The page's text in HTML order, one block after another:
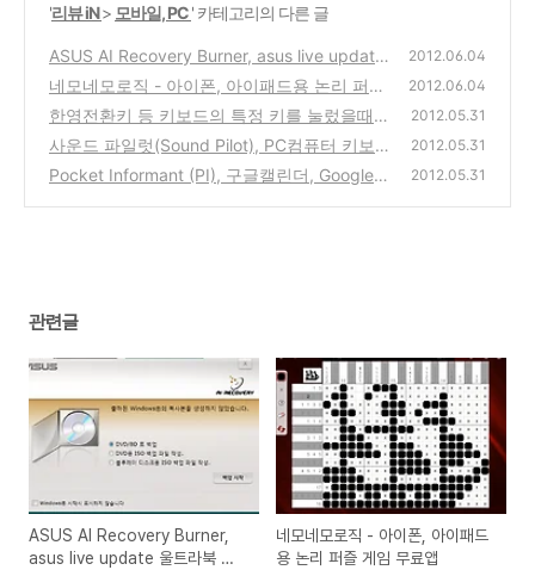
'리뷰 iN> 모바일, PC' 카테고리의 다른 글
ASUS AI Recovery Burner, asus live update
울트라북 노트북 설치CD 백업 및 최신드라이
버 받는 방법
2012.06.04
네모네모로직 - 아이폰, 아이패드용 논리 퍼즐
게임 무료앱
(0)
2012.06.04
한영전환키 등 키보드의 특정 키를 눌렀을때
소리가 나오게 하고 싶은 경우의 해결방법
(0)
2012.05.31
사운드 파일럿(Sound Pilot), PC컴퓨터 키보
드 자판 입력시 소리가 나게 만들어주는 효과
2012.05.31
Pocket Informant (PI), 구글캘린더, Google T
2012.05.31
관련글
ASUS AI Recovery Burner,
asus live update 울트라북 노
네모네모로직 - 아이폰, 아이패드
용 논리 퍼즐 게임 무료앱